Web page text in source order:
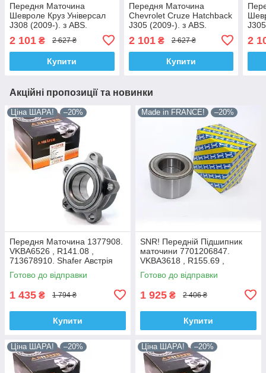
Передня Маточина
Шевроле Круз Універсал
J308 (2009-). з ABS.
713644910. Shafer Австрія
2 101 ₴ 2 627 ₴
Купити
Передня Маточина
Chevrolet Cruze Hatchback
J305 (2009-). з ABS.
713644910. Shafer Австрія
2 101₴ 2 627 ₴
Купити
2
Акційні пропозиції та новинки
Ціна ШАРА! –20%
Передня Маточина 1377908.
VKBA6526 , R141.08 ,
713678910. Shafer Австрія
Готово до відправки
1 435 ₴ 1 794 ₴
Купити
Made in FRANCE! –20%
SNR! Передній Підшипник
маточини 7701206847.
VKBA3618 , R155.69 ,
713644120. Франція!
Готово до відправки
1 925 ₴ 2 406 ₴
Купити
Ціна ШАРА! –20% Ціна ШАРА! –20%